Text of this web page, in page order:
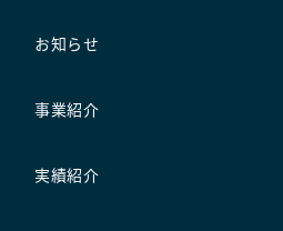
お知らせ
事業紹介
実績紹介